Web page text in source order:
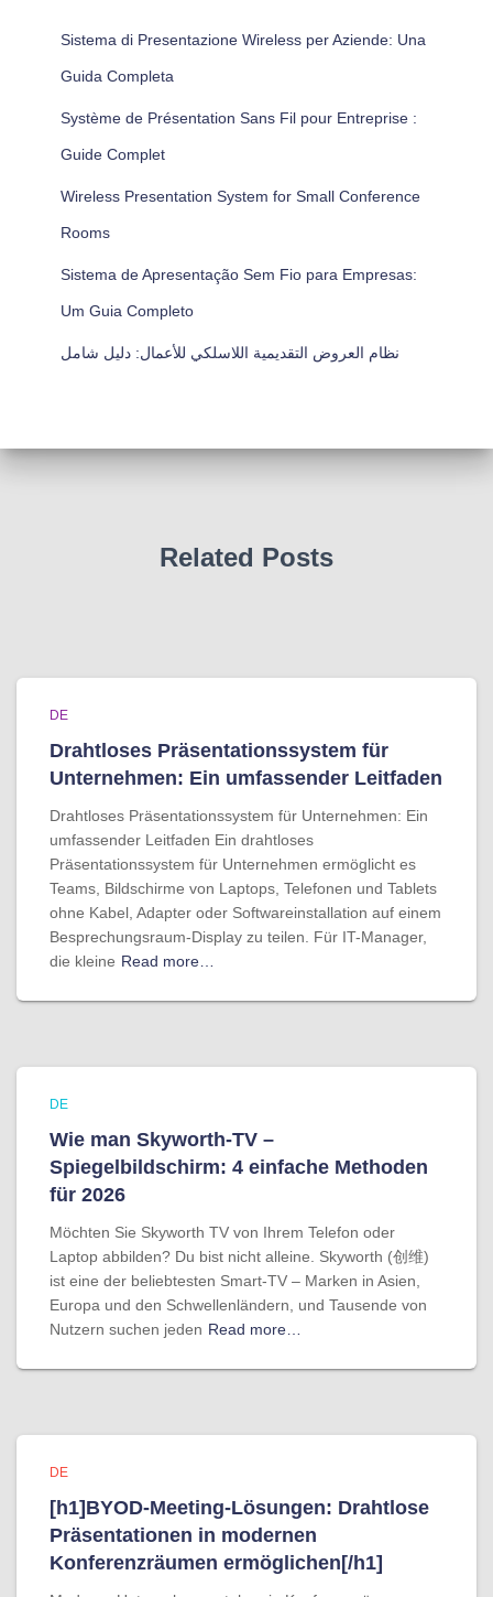
Sistema di Presentazione Wireless per Aziende: Una
Guida Completa
Système de Présentation Sans Fil pour Entreprise :
Guide Complet
Wireless Presentation System for Small Conference
Rooms
Sistema de Apresentação Sem Fio para Empresas:
Um Guia Completo
نظام العروض التقديمية اللاسلكي للأعمال: دليل شامل
Related Posts
DE
Drahtloses Präsentationssystem für
Unternehmen: Ein umfassender Leitfaden
Drahtloses Präsentationssystem für Unternehmen: Ein
umfassender Leitfaden Ein drahtloses
Präsentationssystem für Unternehmen ermöglicht es
Teams, Bildschirme von Laptops, Telefonen und Tablets
ohne Kabel, Adapter oder Softwareinstallation auf einem
Besprechungsraum-Display zu teilen. Für IT-Manager,
die kleine Read more…
DE
Wie man Skyworth-TV –
Spiegelbildschirm: 4 einfache Methoden
für 2026
Möchten Sie Skyworth TV von Ihrem Telefon oder
Laptop abbilden? Du bist nicht alleine. Skyworth (创维)
ist eine der beliebtesten Smart-TV – Marken in Asien,
Europa und den Schwellenländern, und Tausende von
Nutzern suchen jeden Read more…
DE
[h1]BYOD-Meeting-Lösungen: Drahtlose
Präsentationen in modernen
Konferenzräumen ermöglichen[/h1]